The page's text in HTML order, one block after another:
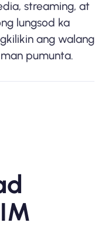
streaming, at
lungsod ka
ang walang
pumunta.